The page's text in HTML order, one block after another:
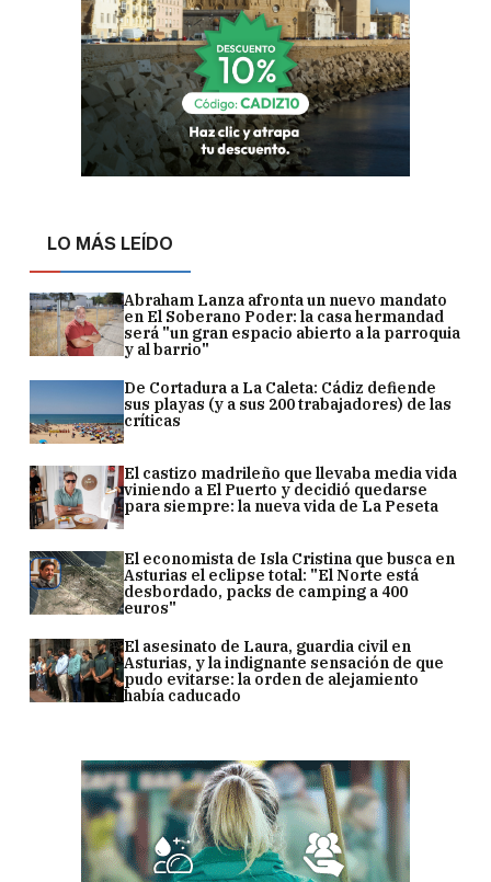
LO MÁS LEÍDO
Abraham Lanza afronta un nuevo mandato
en El Soberano Poder: la casa hermandad
será "un gran espacio abierto a la parroquia
y al barrio"
De Cortadura a La Caleta: Cádiz defiende
sus playas (y a sus 200 trabajadores) de las
críticas
El castizo madrileño que llevaba media vida
viniendo a El Puerto y decidió quedarse
para siempre: la nueva vida de La Peseta
El economista de Isla Cristina que busca en
Asturias el eclipse total: "El Norte está
desbordado, packs de camping a 400
euros"
El asesinato de Laura, guardia civil en
Asturias, y la indignante sensación de que
pudo evitarse: la orden de alejamiento
había caducado